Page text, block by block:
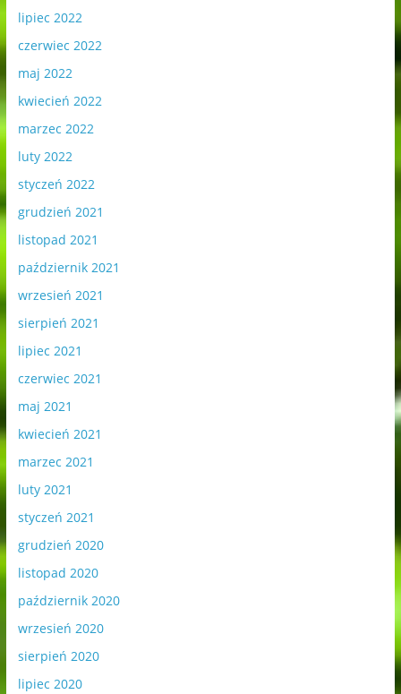
lipiec 2022
czerwiec 2022
maj 2022
kwiecień 2022
marzec 2022
luty 2022
styczeń 2022
grudzień 2021
listopad 2021
październik 2021
wrzesień 2021
sierpień 2021
lipiec 2021
czerwiec 2021
maj 2021
kwiecień 2021
marzec 2021
luty 2021
styczeń 2021
grudzień 2020
listopad 2020
październik 2020
wrzesień 2020
sierpień 2020
lipiec 2020